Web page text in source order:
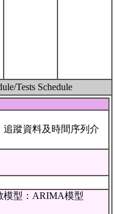
Tests Schedule
追蹤資料及時間序列介
模型：ARIMA模型